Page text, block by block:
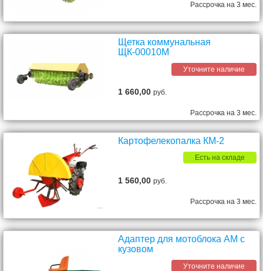
Рассрочка на 3 мес.
Щетка коммунальная
ЩК-00010М
Уточните наличие
1 660,00руб.
Рассрочка на 3 мес.
Картофелекопалка КМ-2
Есть на складе
1 560,00руб.
Рассрочка на 3 мес.
Адаптер для мотоблока АМ с
кузовом
Уточните наличие